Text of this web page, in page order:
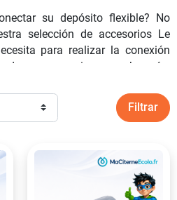
su depósito flexible? No
selección de accesorios Le
para realizar la conexión
accesorios y mucho más.
y comience su proyecto
Filtrar